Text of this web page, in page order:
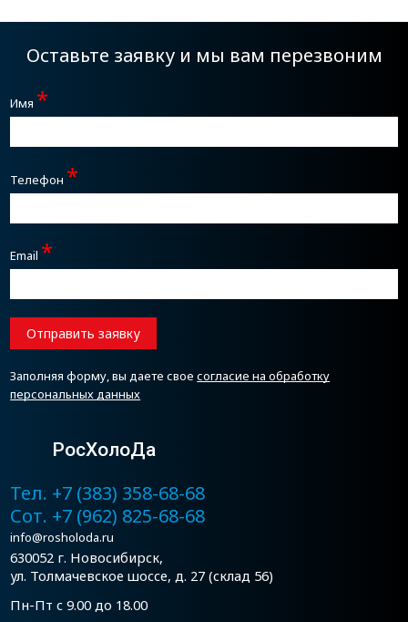
Оставьте заявку и мы вам перезвоним
Имя *
Телефон *
Email *
Отправить заявку
Заполняя форму, вы даете своесогласие на обработку
персональных данных
РосХолоДа
Тел. +7 (383) 358-68-68
Сот. +7 (962) 825-68-68
info@rosholoda.ru
630052 г. Новосибирск,
ул. Толмачевское шоссе, д. 27 (склад 56)
Пн-Пт с 9.00 до 18.00